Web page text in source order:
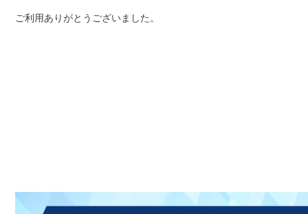
ご利用ありがとうございました。